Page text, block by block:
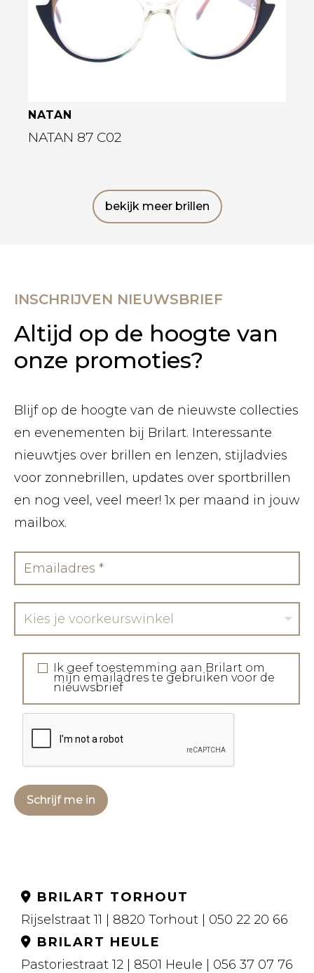
NATAN
NATAN 87 C02
bekijk meer brillen
INSCHRIJVEN NIEUWSBRIEF
Altijd op de hoogte van
onze promoties?
Blijf op de hoogte van de nieuwste collecties
en evenementen bij Brilart. Interessante
nieuwtjes over brillen en lenzen, stijladvies
voor zonnebrillen, updates over sportbrillen
en nog veel, veel meer! 1x per maand in jouw
mailbox.
Kies je voorkeurswinkel
Ik geef toestemming aan Brilart om
mijn emailadres te gebruiken voor de
nieuwsbrief
Schrijf me in
BRILART TORHOUT
Rijselstraat 11 | 8820 Torhout | 050 22 20 66
BRILART HEULE
Pastoriestraat 12 | 8501 Heule | 056 37 07 76